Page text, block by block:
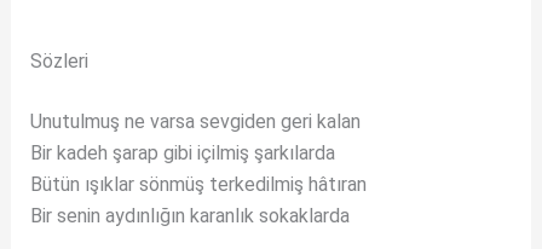
Sözleri
Unutulmuş ne varsa sevgiden geri kalan
Bir kadeh şarap gibi içilmiş şarkılarda
Bütün ışıklar sönmüş terkedilmiş hâtıran
Bir senin aydınlığın karanlık sokaklarda